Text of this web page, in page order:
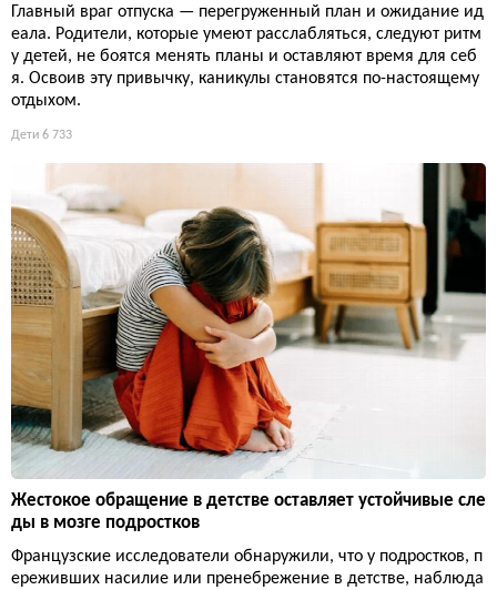
Главный враг отпуска — перегруженный план и ожидание ид
еала. Родители, которые умеют расслабляться, следуют ритм
у детей, не боятся менять планы и оставляют время для себ
я. Освоив эту привычку, каникулы становятся по-настоящему
отдыхом.
Дети 6 733
Жестокое обращение в детстве оставляет устойчивые сле
ды в мозге подростков
Французские исследователи обнаружили, что у подростков, п
ереживших насилие или пренебрежение в детстве, наблюда